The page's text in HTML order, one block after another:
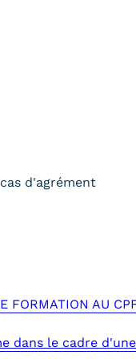
d'agrément
FORMATION AU
dans le cadre d'une